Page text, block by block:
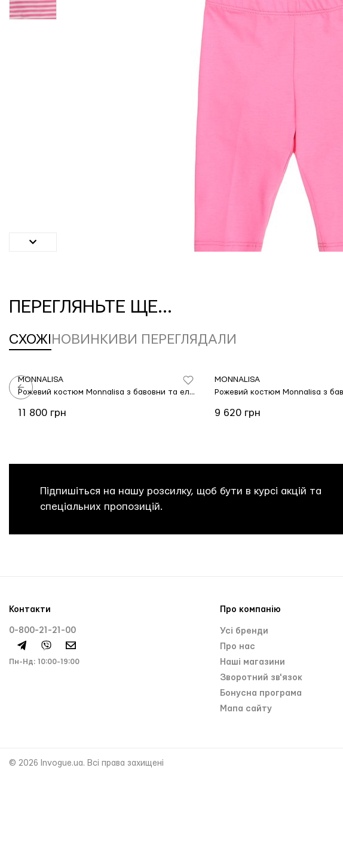
ПЕРЕГЛЯНЬТЕ ЩЕ...
СХОЖІ НОВИНКИ ВИ ПЕРЕГЛЯДАЛИ
MONNALISA
Рожевий костюм Monnalisa з бавовни та еластану
11 800 грн
MONNALISA
9 620 грн
Підпишіться на нашу розсилку, щоб бути в курсі акцій та
спеціальних пропозицій.
Контакти
0-800-21-21-00
Пн-Нд: 10:00-19:00
Про компанію
Усі бренди
Про нас
Нашi магазини
Зворотний зв'язок
Бонусна програма
Мапа сайту
© 2026 Invogue.ua. Всі права захищені